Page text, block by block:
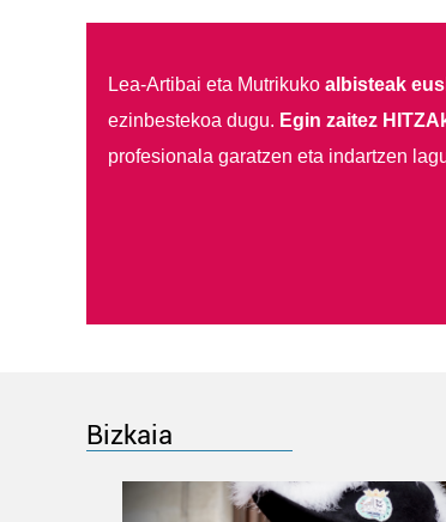
Lea-Artibai eta Mutrikuko albisteak
ezinbestekoa dugu. Egin zaitez
profesionala garatzen eta indartzen
Bizkaia